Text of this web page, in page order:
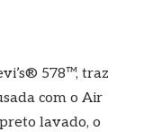
578™, traz
com o Air
lavado, o